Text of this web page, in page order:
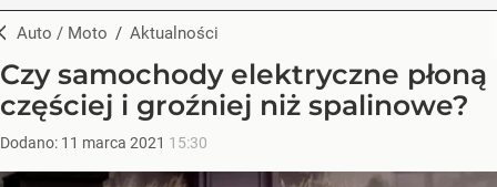
Auto / Moto / Aktualności
Czy samochody elektryczne płoną
częściej i groźniej niż spalinowe?
Dodano: 11 marca 2021 15:30